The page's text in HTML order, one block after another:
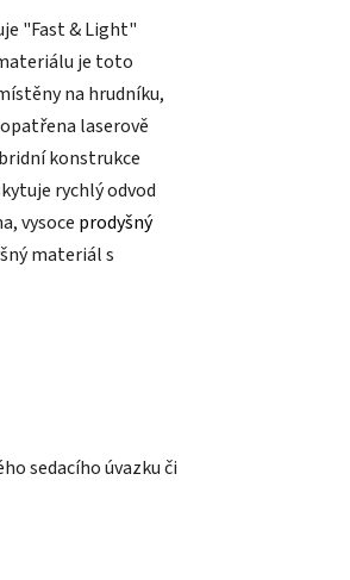
"Fast & Light"
je toto
na hrudníku,
laserově
konstrukce
rychlý odvod
vysoce prodyšný
materiál s
sedacího úvazku či